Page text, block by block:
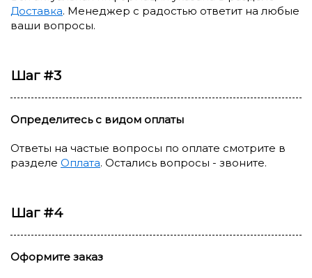
Доставка. Менеджер с радостью ответит на любые
ваши вопросы.
Шаг #3
Определитесь с видом оплаты
Ответы на частые вопросы по оплате смотрите в
разделе Оплата. Остались вопросы - звоните.
Шаг #4
Оформите заказ